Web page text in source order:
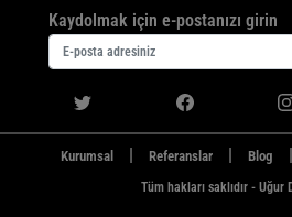
Kaydolmak için e-postanızı girin
Kurumsal | Referanslar | Blog |
Tüm hakları saklıdır - Uğur